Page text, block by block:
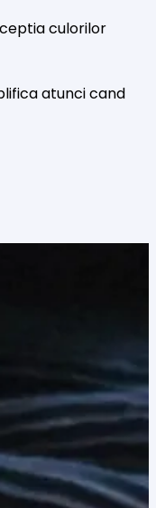
culorilor
atunci cand